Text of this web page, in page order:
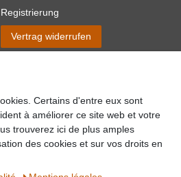
Registrierung
Vertrag widerrufen
WIR AKZEPTIEREN
Certains d'entre eux sont
à améliorer ce site web et votre
trouverez ici de plus amples
des cookies et sur vos droits en